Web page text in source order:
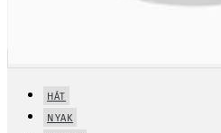
HÁT
NYAK